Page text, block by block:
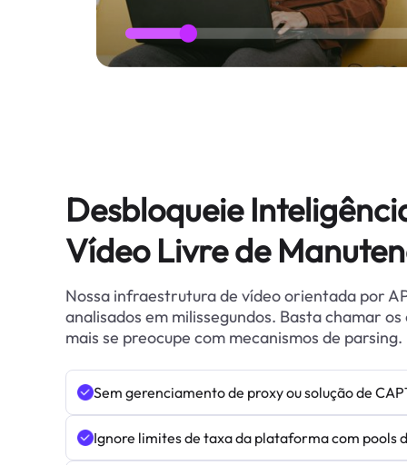
Desbloqueie
Vídeo Livre de
Nossa infraestrutura de vídeo orientada por
analisados em milissegundos. Basta chamar
mais se preocupe com mecanismos de parsing.
Sem gerenciamento de proxy ou solução de
Ignore limites de taxa da plataforma com pools